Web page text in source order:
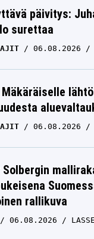
päivitys:
surettaa
06.08.2026
06.08.2026
Solbergin
rallikuva
06.08.2026